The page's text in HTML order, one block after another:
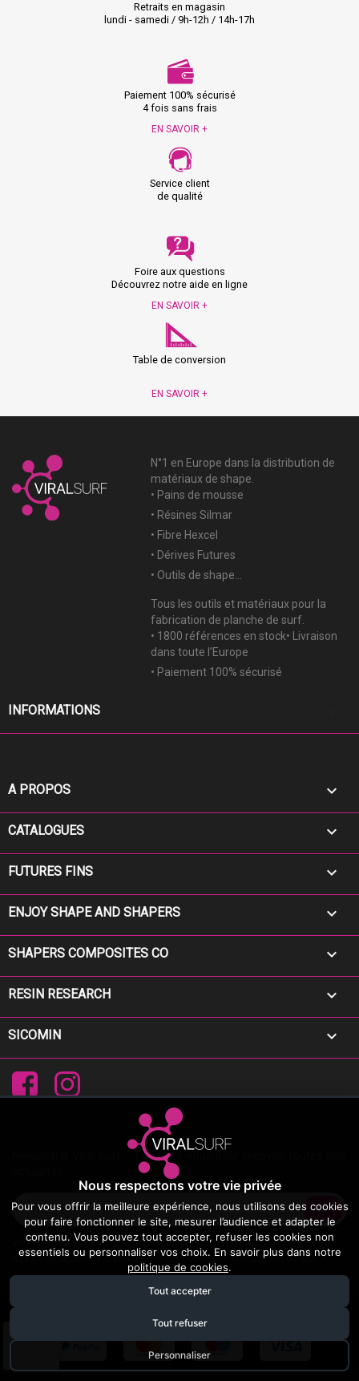
Nous respectons votre vie privée
Pour vous offrir la meilleure expérience, nous utilisons des cookies
pour faire fonctionner le site, mesurer l’audience et adapter le
contenu. Vous pouvez tout accepter, refuser les cookies non
essentiels ou personnaliser vos choix. En savoir plus dans notre
politique de cookies.
Tout accepter
Tout refuser
Personnaliser
Retraits en magasin
lundi - samedi / 9h-12h / 14h-17h
Paiement 100% sécurisé
4 fois sans frais
EN SAVOIR +
Service client
de qualité
Foire aux questions
Découvrez notre aide en ligne
EN SAVOIR +
Table de conversion
EN SAVOIR +
N°1 en Europe dans la distribution de
matériaux de shape.
• Pains de mousse
• Résines Silmar
• Fibre Hexcel
• Dérives Futures
• Outils de shape...
Tous les outils et matériaux pour la
fabrication de planche de surf.
• 1800 références en stock• Livraison
dans toute l’Europe
• Paiement 100% sécurisé
INFORMATIONS
A PROPOS 
CATALOGUES 
FUTURES FINS 
ENJOY SHAPE AND SHAPERS 
SHAPERS COMPOSITES CO 
RESIN RESEARCH 
SICOMIN 
FacebookInstagram
Newsletter Viral Surf – Inscrivez-vous pour recevoir toutes nos
Vous pouvez vous désinscrire à tout moment. Vous trouverez pour cela
nos informations de contact dans les conditions d'utilisation du site.
© 2026 - Viral Surf